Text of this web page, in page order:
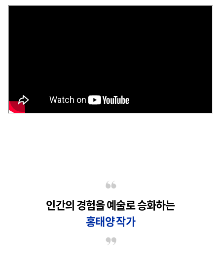
인간의 경험을 예술로 승화하는
홍태양 작가